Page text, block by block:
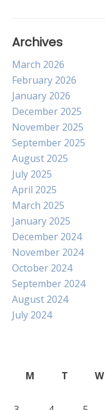
Archives
March 2026
February 2026
January 2026
December 2025
November 2025
September 2025
August 2025
July 2025
April 2025
March 2025
January 2025
December 2024
November 2024
October 2024
September 2024
August 2024
July 2024
M
T W